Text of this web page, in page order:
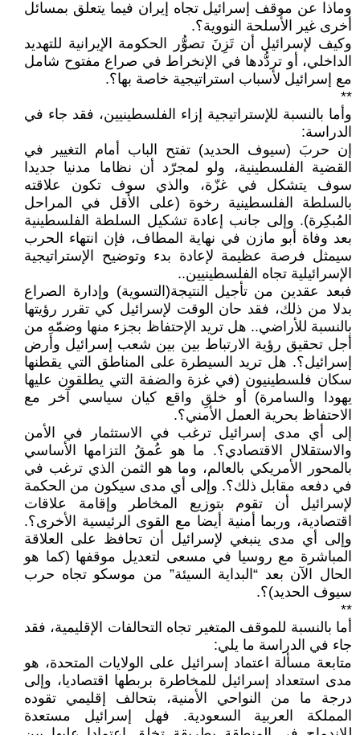
وماذا عن موقف إسرائيل تجاه إيران فيما يتعلق بمسائل
أخرى غير الأسلحة النووية؟.
وكيف لإسرائيل أن تَزِنَ تصوُّر الحكومة الإيرانية للتهديد
الداخلي، أو تردُّدها في الإنخراط في صراع مفتوح شامل
مع إسرائيل لأسباب استراتيجية خاصة بها؟.
**
وأما بالنسبة للإستراتيجية إزاء الفلسطينيين، فقد جاء في
الدراسة:
إن حربَ (سيوف الحديد) تفتح الباب أمام التغيير في
القضية الفلسطينية، ولو لمجرّد أن نظاما مدنيا جديدا
سوف يتشكل في غزّة، والذي سوف تكون علاقته
بالسلطة الفلسطينية رخوة (على الأقل في المراحل
المُبكِرة). وإلى جانب إعادة تشكيل السلطة الفلسطينية
بعد وفاة أبو مازن في نهاية المطاف، فإن انتهاء الحرب
سيمثل فرصة عظيمة لإعادة بدء وتوضيح الإستراتيجية
الإسرائيلية تجاه الفلسطينيين..
فبعد عقدين من تأجيل النتيجة(التسوية) وإدارة الصراع
بدلا من ذلك، فقد حان الوقت لإسرائيل كي تقرر رؤيتها
بالنسبة للأراضي.. هل تريد الإحتفاظ بجزء منها وضمّهِ من
أجل تحقيق رؤية الارتباط بين بين شعب إسرائيل وأرض
إسرائيل؟. هل تريد السيطرة على المناطق التي يقطنها
سكان فلسطينيون (في غزة والضفة التي يطلقون عليها
يهودا والسامرة) أو خلقِ واقع كيان سياسي آخر مع
الاحتفاظ بحرية العمل الأمني؟.
إلى أي مدى إسرائيل ترغب في الاستثمار في الأمن
والاستقلال الاقتصادي؟. ما هو عُمقُ التزامها الأساسي
بالمحور الأمريكي بالعالم، وما هو الثمن الذي ترغب في
في دفعه مقابل ذلك؟. وإلى أي مدى سيكون من الحكمة
لإسرائيل أن تقوم بتوزيع المخاطر وإقامة علاقات
اقتصادية، وربما أمنية أيضا مع القوى الرئيسية الأخرى؟.
وإلى أي مدى ينبغي لإسرائيل أن تحافظ على العلاقة
المباشرة مع روسيا في مسعى لتعديل موقفها (كما هو
الحال الآن بعد “البداية السيئة” من موسكو تجاه حرب
سيوف الحديد)؟.
**
أما بالنسبة للموقف المتغير تجاه التحالفات الإقليمية، فقد
جاء في الدراسة ما يلي:
متابعة مسألة اعتماد إسرائيل على الولايات المتحدة، هو
مدى استعداد إسرائيل للمخاطرة بربطها اقتصاديا، وإلى
درجة ما من النواحي الأمنية، بتحالف إقليمي تقوده
المملكة العربية السعودية. فهل إسرائيل مستعدة